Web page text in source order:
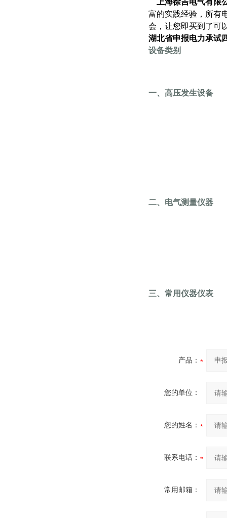
上海徐吉电气有限
富的实践经验，所有
会，让您即买到了可
湖北省申报电力承试
设备类别
一、高压发生设备
二、电气测量仪器
三、常用仪器仪表
产品：
您的单位：
您的姓名：
联系电话：
常用邮箱：